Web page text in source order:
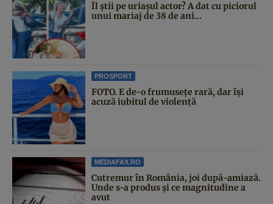
Îl știi pe uriașul actor? A dat cu piciorul
unui mariaj de 38 de ani...
PROSPORT
FOTO. E de-o frumusețe rară, dar își
acuză iubitul de violență
MEDIAFAX.RO
Cutremur în România, joi după-amiază.
Unde s-a produs și ce magnitudine a
avut